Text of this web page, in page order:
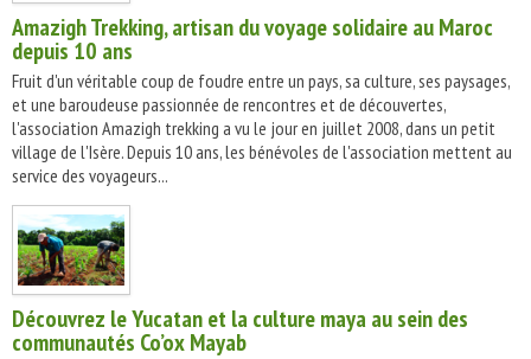
Amazigh Trekking, artisan du voyage solidaire au Maroc
depuis 10 ans
Fruit d'un véritable coup de foudre entre un pays, sa culture, ses paysages,
et une baroudeuse passionnée de rencontres et de découvertes,
l'association Amazigh trekking a vu le jour en juillet 2008, dans un petit
village de l'Isère. Depuis 10 ans, les bénévoles de l'association mettent au
service des voyageurs...
Découvrez le Yucatan et la culture maya au sein des
communautés Co’ox Mayab